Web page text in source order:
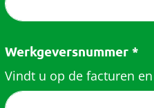
Werkgeversnummer *
Vindt u op de facturen